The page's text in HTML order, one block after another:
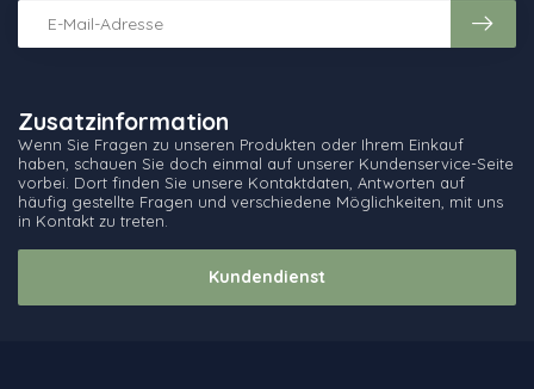
Zusatzinformation
Wenn Sie Fragen zu unseren Produkten oder Ihrem Einkauf
haben, schauen Sie doch einmal auf unserer Kundenservice-Seite
vorbei. Dort finden Sie unsere Kontaktdaten, Antworten auf
häufig gestellte Fragen und verschiedene Möglichkeiten, mit uns
in Kontakt zu treten.
Kundendienst